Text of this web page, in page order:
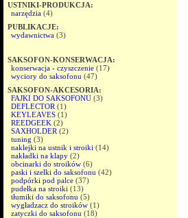
USTNIKI-PRODUKCJA:
narzędzia (4)
PUBLIKACJE:
wydawnictwa (3)
SAKSOFON-KONSERWACJA:
konserwacja - czyszczenie (17)
wyciory do saksofonu (47)
SAKSOFON-AKCESORIA:
FAJKI DO SAKSOFONU (3)
DEFLECTOR (1)
KEYLEAVES (1)
REEDGEEK (2)
SAXHOLDER (2)
tuning (3)
naklejki na ustnik i stroiki (14)
nakładki na klapy (2)
obcinarki do stroików (6)
paski i szelki do saksofonu (42)
podpórki pod palce (37)
pudełka na stroiki (13)
tłumiki do saksofonu (5)
wygładzacz do stroików (1)
zatyczki do saksofonu (18)